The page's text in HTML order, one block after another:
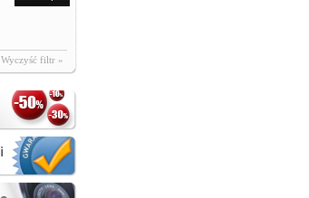
Wyczyść filtr »